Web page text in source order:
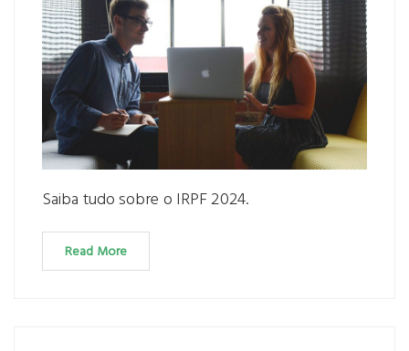
Saiba tudo sobre o IRPF 2024.
Read More